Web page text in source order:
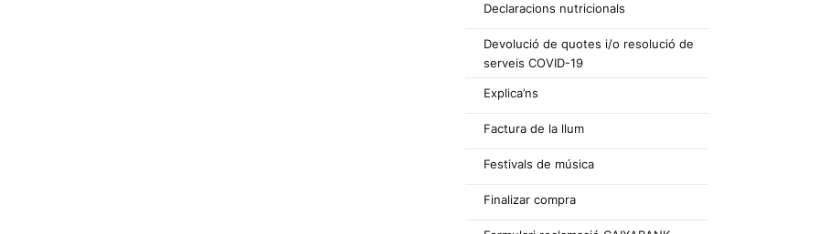
Declaracions nutricionals
Devolució de quotes i/o resolució de
serveis COVID-19
Explica’ns
Factura de la llum
Festivals de música
Finalizar compra